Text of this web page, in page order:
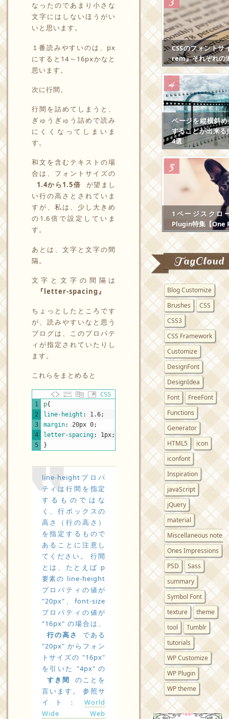
なったのであまり小さな
文字にはしないほうがい
いと思います。
１番読みやすいのは、px
にすると14～16pxかなと
思います。
次に行間。
行間を詰めてしまうと、
ぎゅうぎゅう詰めで読み
にくくなってしまいま
す。
和文を含むテキストの場
合は、フォントサイズの
1.4から1.5倍
が望まし
い行の高さとされていま
すが、私は、少し大きめ
の1.6倍で設定していま
す。
あとは、文字と文字の間
隔。
文字と文字の間隔は
『letter-spacing』
ちょっとしたところです
が、読みやすいなと思う
ブログは、このプロパテ
ィが指定されていたりし
ます。
これらをまとめると
CSS
1
2
3
4
5
p{
line-height : 1.6;
margin: 20px 0;
letter-spacing: 1px;
}
line-heightプロパ
ティは行間を指定
するものではな
く、行ボックスの
高さ（行の高さ）
を指定するもので
あることに注意し
てください。 行間
とは、たとえば p
要素の line-height
プロパティの値が
"20px"、font-size
プロパティの値が
"16px" の場合は、
行の高さ
である
"20px" からフォン
トサイズの "16px"
を引いた "4px" の
すき間
のことを
言います。 参照サ
イト：
World
Wide Web
CSSのフォント
rem』それぞれの
ページを縦横斜
することが出来
4選
1ページスクロ
Plugin特集【One
TagCloud
Blog Customize
Brushes
CSS
CSS3
CSS Framework
Customize
DesignFont
DesignIdea
Font
FreeFont
Functions
Generator
HTML5
icon
iconfont
Inspiration
javaScript
jQuery
material
Miscellaneous notes
Ones Impressions
PSD
Sass
summary
Symbol Font
texture
theme
tool
Tumblr
tutorials
WP Customize
WP Plugin
WP theme